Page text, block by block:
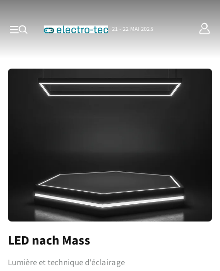
21 - 22 MAI 2025
LED nach Mass
Lumière et technique d'éclairage